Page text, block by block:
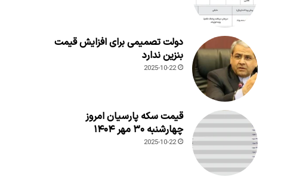
دولت تصمیمی برای افزایش قیمت
بنزین ندارد
2025-10-22
قیمت سکه پارسیان امروز
چهارشنبه ۳۰ مهر ۱۴۰۴
2025-10-22